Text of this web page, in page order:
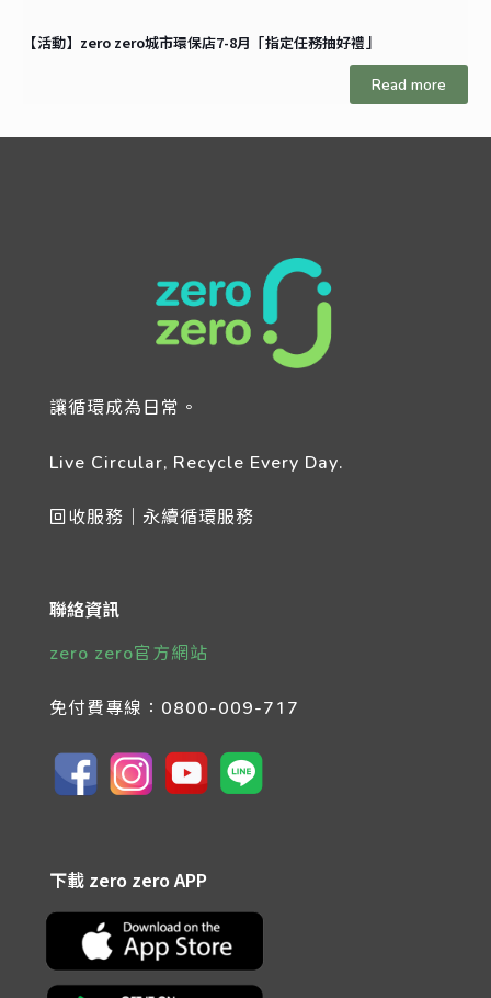
【活動】zero zero城市環保店7-8月「指定任務抽好禮」
Read more
讓循環成為日常。
Live Circular, Recycle Every Day.
回收服務｜永續循環服務
聯絡資訊
zero zero官方網站
免付費專線： 0800-009-717
下載 zero zero APP